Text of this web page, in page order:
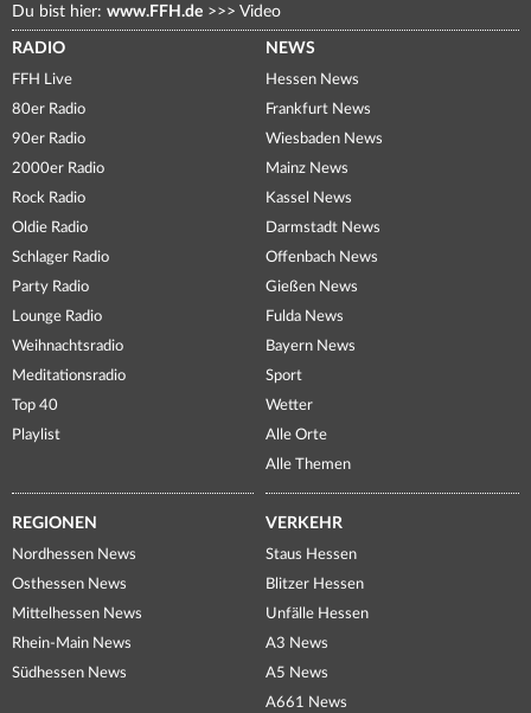
Du bist hier: www.FFH.de >>> Video
RADIO
FFH Live
80er Radio
90er Radio
2000er Radio
Rock Radio
Oldie Radio
Schlager Radio
Party Radio
Lounge Radio
Weihnachtsradio
Meditationsradio
Top 40
Playlist
NEWS
Hessen News
Frankfurt News
Wiesbaden News
Mainz News
Kassel News
Darmstadt News
Offenbach News
Gießen News
Fulda News
Bayern News
Sport
Wetter
Alle Orte
Alle Themen
REGIONEN
Nordhessen News
Osthessen News
Mittelhessen News
Rhein-Main News
Südhessen News
VERKEHR
Staus Hessen
Blitzer Hessen
Unfälle Hessen
A3 News
A5 News
A661 News